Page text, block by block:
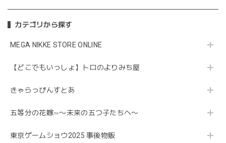
カテゴリから探す
MEGA NIKKE STORE ONLINE
【どこでもいっしょ】トロのよりみち屋
きゃらっぴんすとあ
五等分の花嫁∽〜未来の五つ子たちへ〜
東京ゲームショウ2025 事後物販